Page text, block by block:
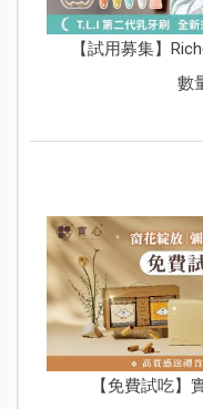
【試用募集】
數
【免費試吃】